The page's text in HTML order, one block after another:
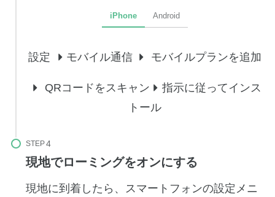
iPhone Android
設定 モバイル通信 モバイルプランを追加
QRコードをスキャン
指示に従ってインス
トール
STEP
現地でローミングをオンにする
現地に到着したら、スマートフォンの設定メニ